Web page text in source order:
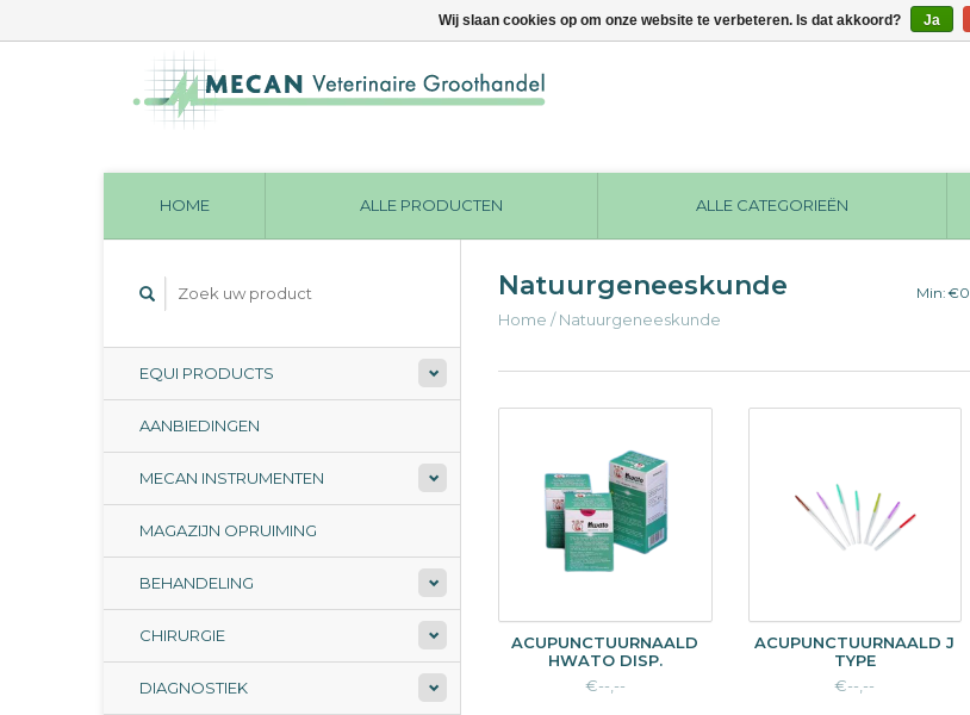
HOME ALLE PRODUCTEN ALLE CATEGORIEËN
EQUI PRODUCTS
AANBIEDINGEN
MECAN INSTRUMENTEN
MAGAZIJN OPRUIMING
BEHANDELING
CHIRURGIE
DIAGNOSTIEK
Natuurgeneeskunde
Home /Natuurgeneeskunde
Min: €0
ACUPUNCTUURNAALD
HWATO DISP.
€--,--
ACUPUNCTUURNAALD J
TYPE
€--,--
Wij slaan cookies op om onze website te verbeteren. Is dat akkoord? Ja